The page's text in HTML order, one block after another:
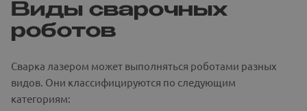
Виды сварочных
роботов
Сварка лазером может выполняться роботами разных
видов. Они классифицируются по следующим
категориям: